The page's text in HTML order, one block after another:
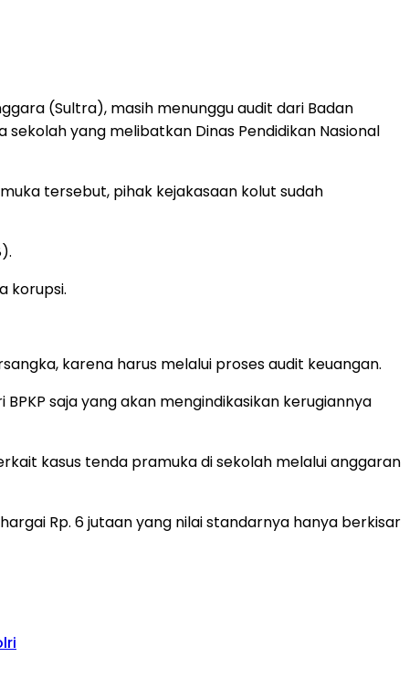
(Sultra), masih menunggu audit dari Badan
yang melibatkan Dinas Pendidikan Nasional
tersebut, pihak kejakasaan kolut sudah
korupsi.
karena harus melalui proses audit keuangan.
saja yang akan mengindikasikan kerugiannya
kasus tenda pramuka di sekolah melalui anggaran
Rp. 6 jutaan yang nilai standarnya hanya berkisar